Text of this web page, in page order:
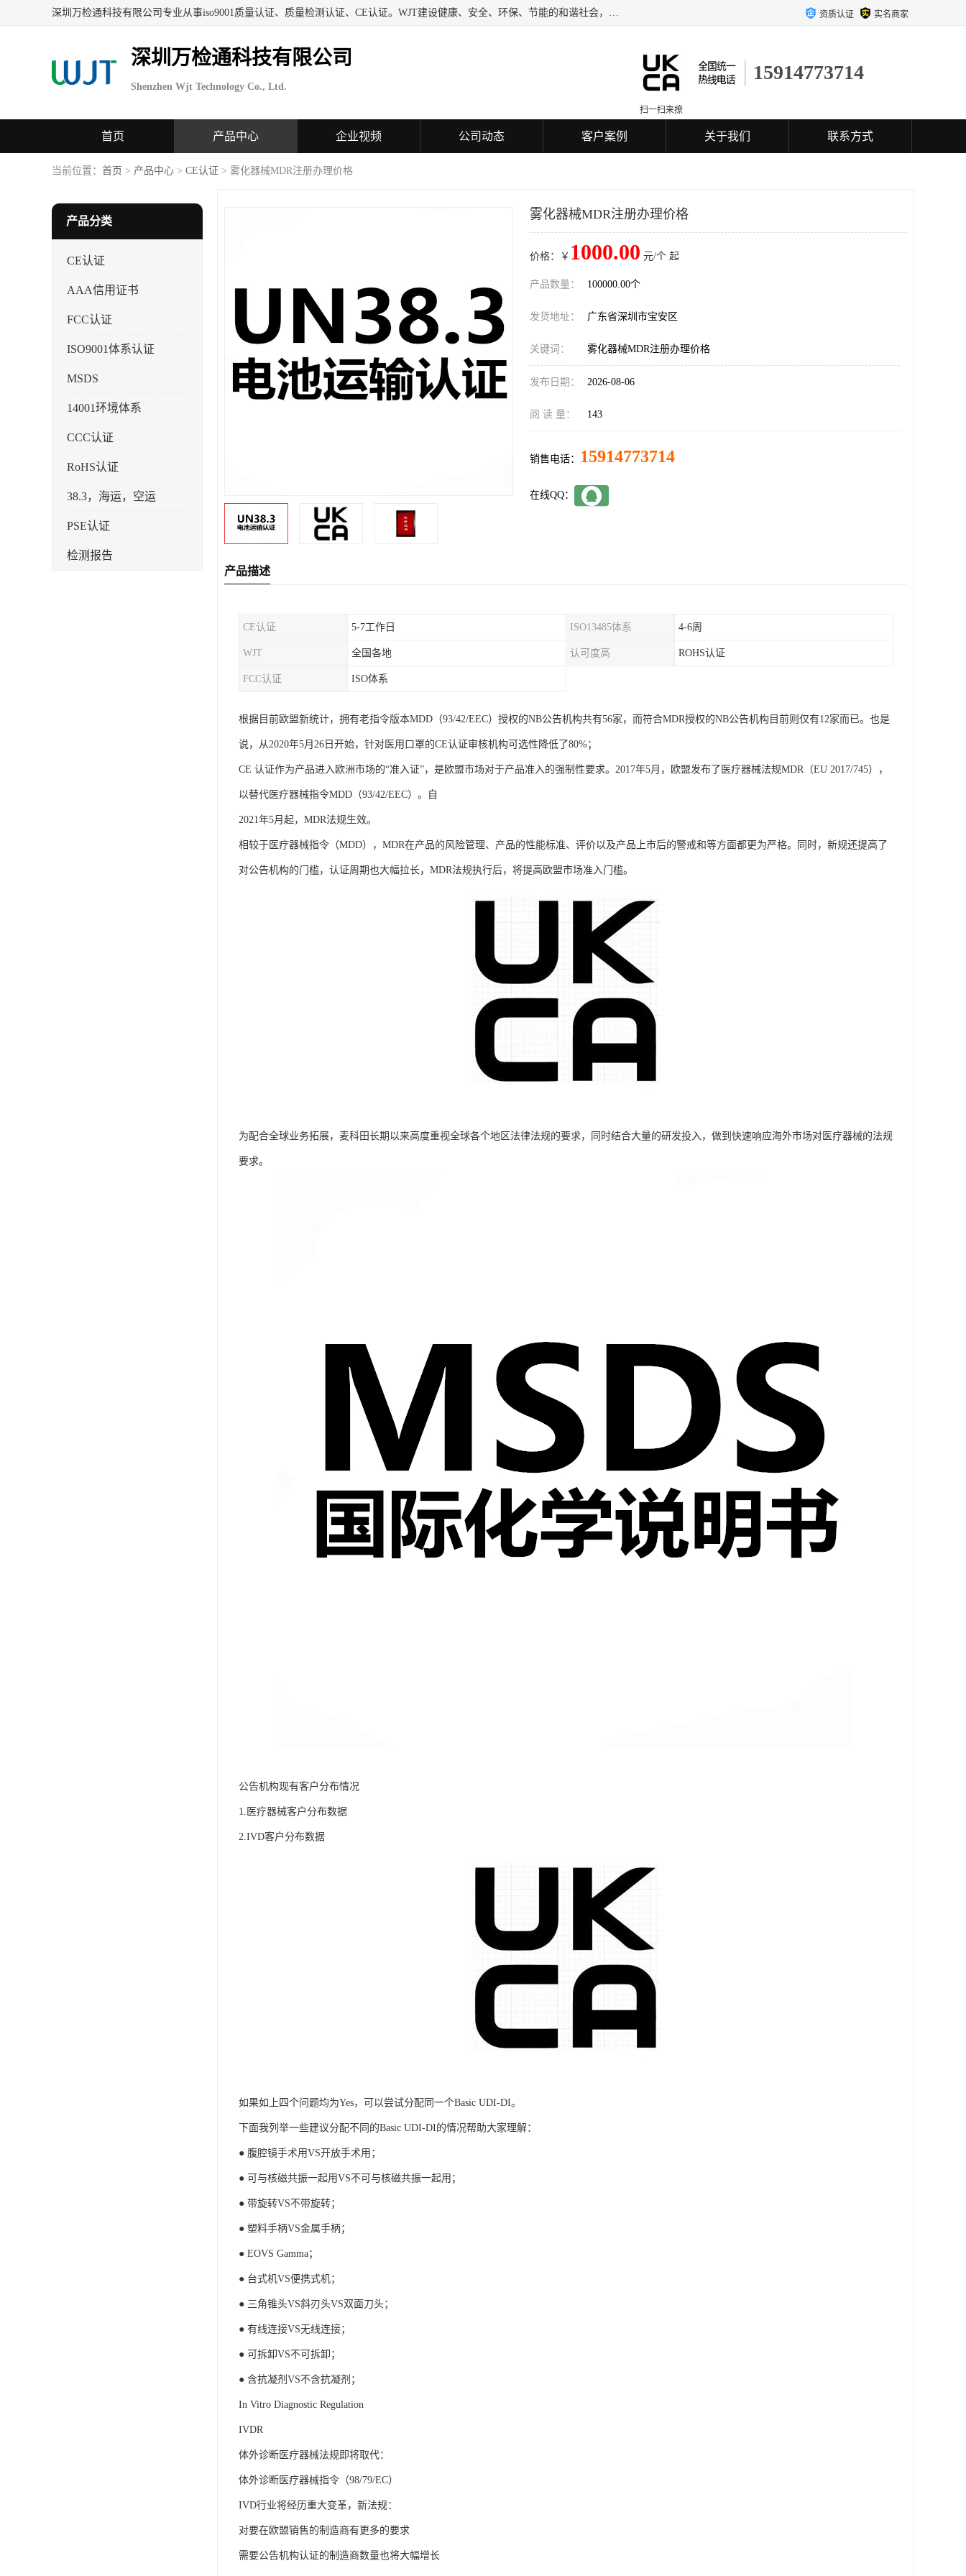
深圳万检通科技有限公司专业从事iso9001质量认证、质量检测认证、CE认证。WJT建设健康、安全、环保、节能的和谐社会，力图在检验、鉴定、测试及认证领域成为受人信赖的机构。 资质认证 实名商家
深圳万检通科技有限公司
Shenzhen Wjt Technology Co., Ltd.
15914773714
扫一扫来撩
首页 产品中心 企业视频 公司动态 客户案例 关于我们 联系方式
当前位置： 首页 > 产品中心 > CE认证 > 雾化器械MDR注册办理价格
产品分类
CE认证
AAA信用证书
FCC认证
ISO9001体系认证
MSDS
14001环境体系
CCC认证
RoHS认证
38.3，海运，空运
PSE认证
检测报告
雾化器械MDR注册办理价格
价格：￥ 1000.00 元/个 起
产品数量： 100000.00个
发货地址： 广东省深圳市宝安区
关键词： 雾化器械MDR注册办理价格
发布日期： 2026-08-06
阅 读 量： 143
销售电话： 15914773714
在线QQ：
产品描述
CE认证 5-7工作日 ISO13485体系 4-6周
WJT 全国各地 认可度高 ROHS认证
FCC认证 ISO体系
根据目前欧盟新统计，拥有老指令版本MDD（93/42/EEC）授权的NB公告机构共有56家，而符合MDR授权的NB公告机构目前则仅有12家而已。也是
说，从2020年5月26日开始，针对医用口罩的CE认证审核机构可选性降低了80%；
CE 认证作为产品进入欧洲市场的“准入证”，是欧盟市场对于产品准入的强制性要求。2017年5月，欧盟发布了医疗器械法规MDR（EU 2017/745），
以替代医疗器械指令MDD（93/42/EEC）。自
2021年5月起，MDR法规生效。
相较于医疗器械指令（MDD），MDR在产品的风险管理、产品的性能标准、评价以及产品上市后的警戒和等方面都更为严格。同时，新规还提高了
对公告机构的门槛，认证周期也大幅拉长，MDR法规执行后，将提高欧盟市场准入门槛。
为配合全球业务拓展，麦科田长期以来高度重视全球各个地区法律法规的要求，同时结合大量的研发投入，做到快速响应海外市场对医疗器械的法规
要求。
公告机构现有客户分布情况
1.医疗器械客户分布数据
2.IVD客户分布数据
如果如上四个问题均为Yes，可以尝试分配同一个Basic UDI-DI。
下面我列举一些建议分配不同的Basic UDI-DI的情况帮助大家理解：
● 腹腔镜手术用VS开放手术用；
● 可与核磁共振一起用VS不可与核磁共振一起用；
● 带旋转VS不带旋转；
● 塑料手柄VS金属手柄；
● EOVS Gamma；
● 台式机VS便携式机；
● 三角锥头VS斜刃头VS双面刀头；
● 有线连接VS无线连接；
● 可拆卸VS不可拆卸；
● 含抗凝剂VS不含抗凝剂；
In Vitro Diagnostic Regulation
IVDR
体外诊断医疗器械法规即将取代：
体外诊断医疗器械指令（98/79/EC）
IVD行业将经历重大变革，新法规：
对要在欧盟销售的制造商有更多的要求
需要公告机构认证的制造商数量也将大幅增长